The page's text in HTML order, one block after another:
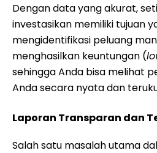
Dengan data yang akurat,
investasikan memiliki tujuan
mengidentifikasi peluang
menghasilkan keuntungan (
sehingga Anda bisa melihat
Anda secara nyata dan
Laporan Transparan dan
Salah satu masalah utama